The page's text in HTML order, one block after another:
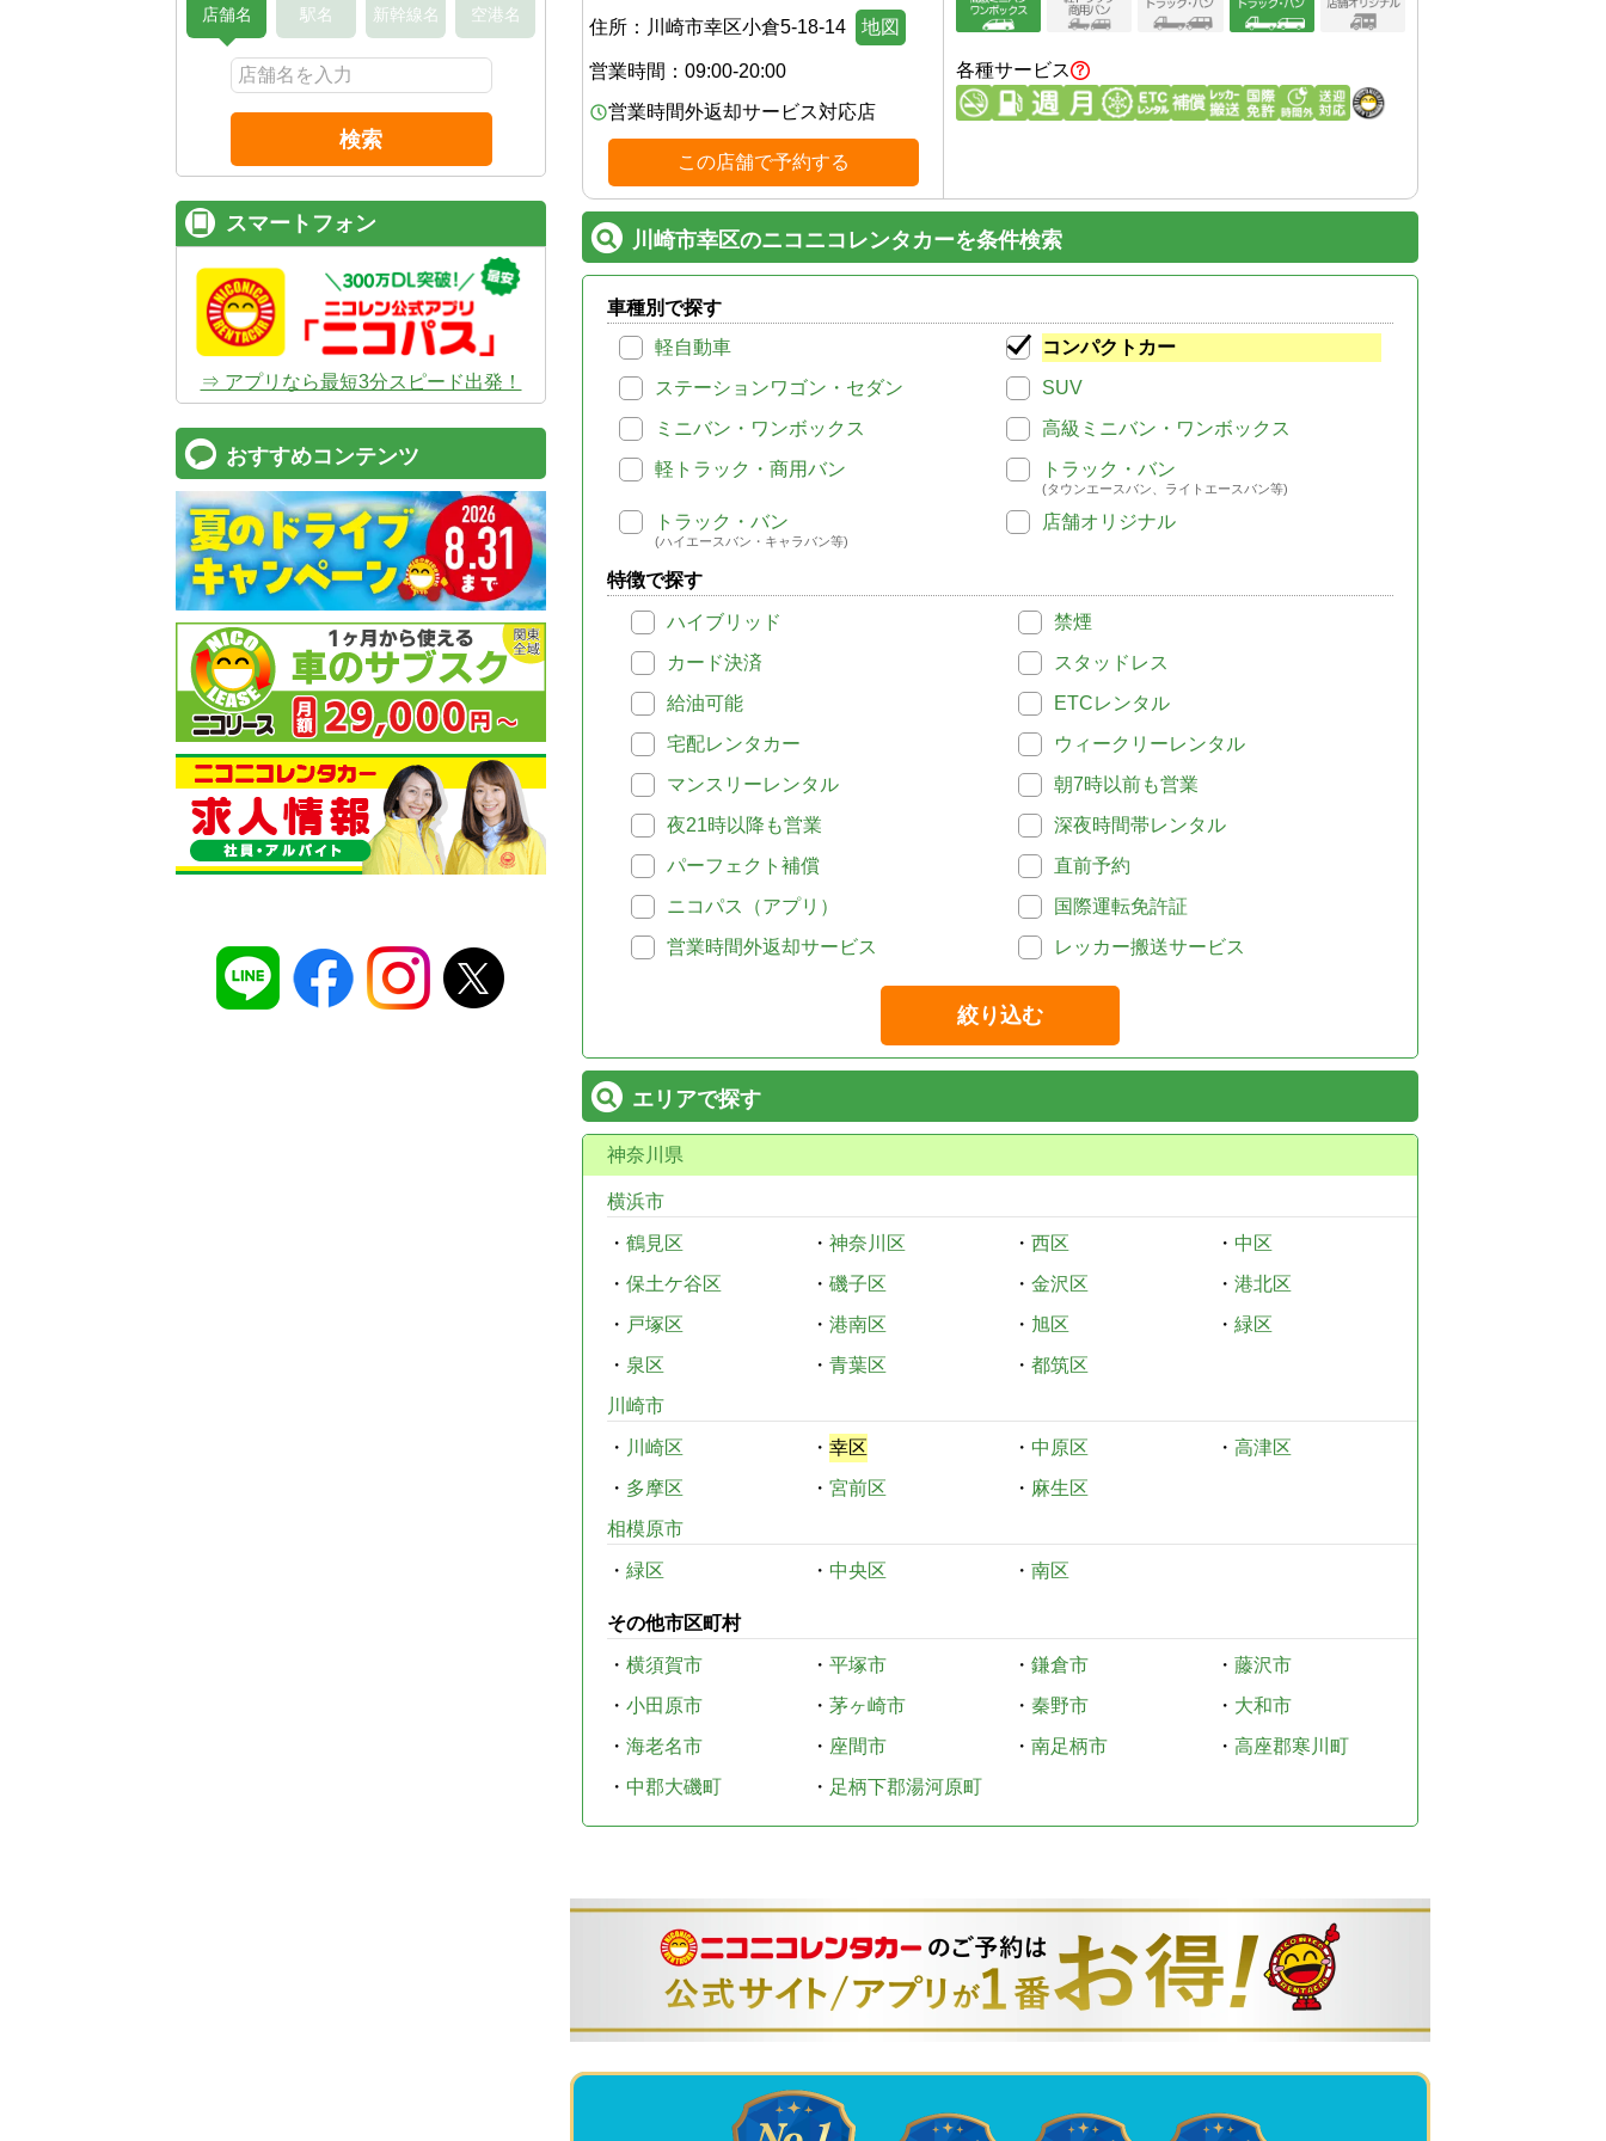
住所： 川崎市幸区小倉5-18-14 地図
営業時間： 09:00-20:00
営業時間外返却サービス対応店
この店舗で予約する
各種サービス
川崎市幸区のニコニコレンタカーを条件検索
車種別で探す
軽自動車
コンパクトカー
ステーションワゴン・セダン
SUV
ミニバン・ワンボックス
高級ミニバン・ワンボックス
軽トラック・商用バン
トラック・バン
(タウンエースバン、ライトエースバン等)
トラック・バン
(ハイエースバン・キャラバン等)
店舗オリジナル
特徴で探す
ハイブリッド
禁煙
カード決済
スタッドレス
給油可能
ETCレンタル
宅配レンタカー
ウィークリーレンタル
マンスリーレンタル
朝7時以前も営業
夜21時以降も営業
深夜時間帯レンタル
パーフェクト補償
直前予約
ニコパス（アプリ）
国際運転免許証
営業時間外返却サービス
レッカー搬送サービス
絞り込む
エリアで探す
神奈川県
横浜市
・ 鶴見区 ・ 神奈川区 ・ 西区 ・ 中区
・ 保土ケ谷区 ・ 磯子区 ・ 金沢区 ・ 港北区
・ 戸塚区 ・ 港南区 ・ 旭区 ・ 緑区
・ 泉区 ・ 青葉区 ・ 都筑区
川崎市
・ 川崎区 ・ 幸区 ・ 中原区 ・ 高津区
・ 多摩区 ・ 宮前区 ・ 麻生区
相模原市
・ 緑区 ・ 中央区 ・ 南区
その他市区町村
・ 横須賀市 ・ 平塚市 ・ 鎌倉市 ・ 藤沢市
・ 小田原市 ・ 茅ヶ崎市 ・ 秦野市 ・ 大和市
・ 海老名市 ・ 座間市 ・ 南足柄市 ・ 高座郡寒川町
・ 中郡大磯町 ・ 足柄下郡湯河原町
店舗名 駅名 新幹線名 空港名
検索
スマートフォン
⇒ アプリなら最短3分スピード出発！
おすすめコンテンツ